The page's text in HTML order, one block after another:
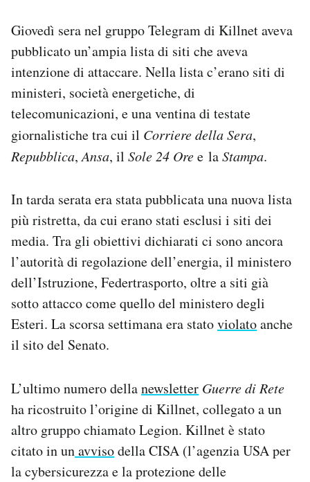
Giovedì sera nel gruppo Telegram di Killnet aveva
pubblicato un’ampia lista di siti che aveva
intenzione di attaccare. Nella lista c’erano siti di
ministeri, società energetiche, di
telecomunicazioni, e una ventina di testate
giornalistiche tra cui il Corriere della Sera,
Repubblica,Ansa, il Sole 24 Oree laStampa.
In tarda serata era stata pubblicata una nuova lista
più ristretta, da cui erano stati esclusi i siti dei
media. Tra gli obiettivi dichiarati ci sono ancora
l’autorità di regolazione dell’energia, il ministero
dell’Istruzione, Federtrasporto, oltre a siti già
sotto attacco come quello del ministero degli
Esteri. La scorsa settimana era statoviolatoanche
il sito del Senato.
L’ultimo numero dellanewsletter Guerre di Rete
ha ricostruito l’origine di Killnet, collegato a un
altro gruppo chiamato Legion. Killnet è stato
citato in unavvisodella CISA (l’agenzia USA per
la cybersicurezza e la protezione delle